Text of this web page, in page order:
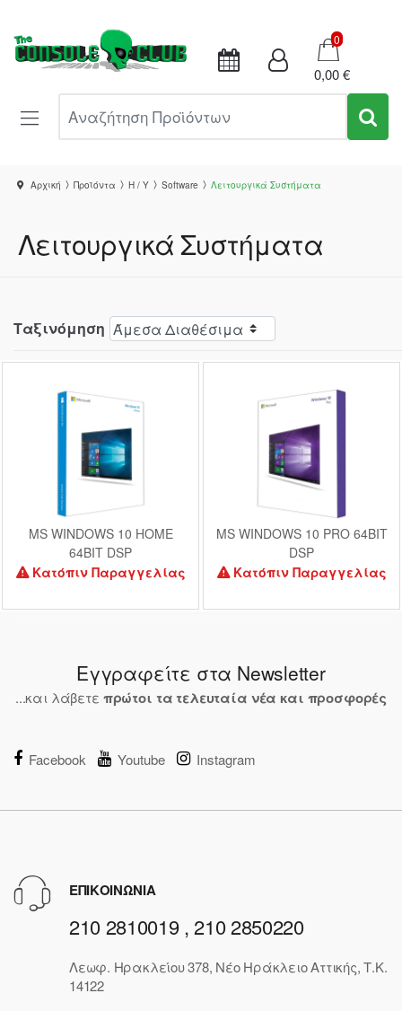
Καλάθι
0
0,00 €
Αρχική Προϊόντα Η / Υ Software Λειτουργικά Συστήματα
Λειτουργικά Συστήματα
Ταξινόμηση
MS WINDOWS 10 HOME
64BIT DSP
Κατόπιν Παραγγελίας
MS WINDOWS 10 PRO 64BIT
DSP
Κατόπιν Παραγγελίας
Εγγραφείτε στα Newsletter
...και λάβετε πρώτοι τα τελευταία νέα και προσφορές
Facebook Youtube Instagram
ΕΠΙΚΟΙΝΩΝΙΑ
210 2810019 , 210 2850220
Λεωφ. Ηρακλείου 378, Νέο Ηράκλειο Αττικής, Τ.Κ.
14122